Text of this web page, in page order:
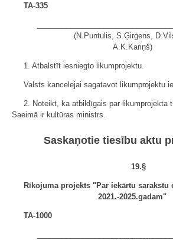
TA-335
(N.Puntulis, S.Ģirģens,
A.K.Kariņš)
1. Atbalstīt iesniegto likumprojektu.
Valsts kancelejai sagatavot likumprojektu
2. Noteikt, ka atbildīgais par likumprojekta
Saeimā ir kultūras ministrs.
Saskaņotie tiesību aktu
19.§
Rīkojuma projekts "Par iekārtu sarakstu
2021.-2025.gadam"
TA-1000